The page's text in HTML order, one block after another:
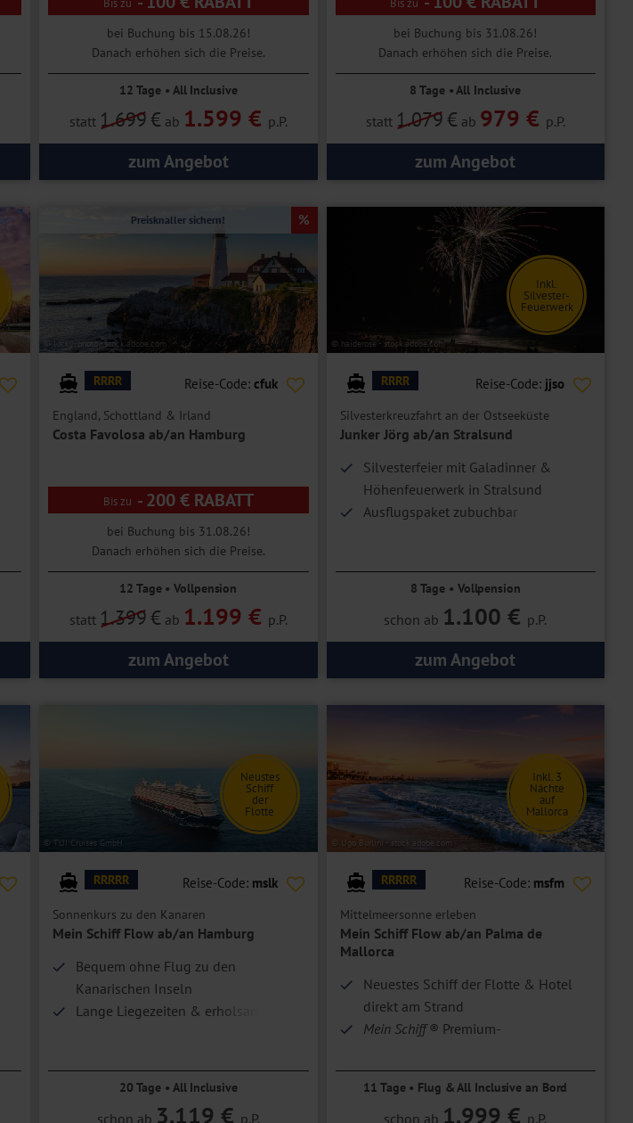
bei Buchung bis 15.08.26!
Danach erhöhen sich die Preise.
12 Tage • All Inclusive
statt 1.699€ ab 1.599 € p.P.
zum Angebot
bei Buchung bis 31.08.26!
Danach erhöhen sich die Preise.
8 Tage • All Inclusive
statt 1.079€ ab 979 € p.P.
zum Angebot
© lucky-photo - stock.adobe.com
Preisknaller sichern!
RRRR Reise-Code: cfuk
England, Schottland & Irland
Costa Favolosa ab/an Hamburg
- 200 € RABATT
bei Buchung bis 31.08.26!
Danach erhöhen sich die Preise.
12 Tage • Vollpension
statt 1.399€ ab 1.199 € p.P.
zum Angebot
© haiderose - stock.adobe.com
Inkl.
Silvester-
Feuerwerk
RRRR Reise-Code: jjso
Silvesterkreuzfahrt an der Ostseeküste
Junker Jörg ab/an Stralsund
Silvesterfeier mit Galadinner &
Höhenfeuerwerk in Stralsund
Ausflugspaket zubuchbar
8 Tage • Vollpension
schon ab 1.100 € p.P.
zum Angebot
© TUI Cruises GmbH
Neustes
Schiff
der
Flotte
RRRRR Reise-Code: mslk
Sonnenkurs zu den Kanaren
Mein Schiff Flow ab/an Hamburg
Bequem ohne Flug zu den
Kanarischen Inseln
Lange Liegezeiten & erholsame
20 Tage • All Inclusive
schon ab 3.119 € p.P.
© Ugo Burlini - stock.adobe.com
Inkl. 3
Nächte
auf
Mallorca
RRRRR Reise-Code: msfm
Mittelmeersonne erleben
Mein Schiff Flow ab/an Palma de
Mallorca
Neuestes Schiff der Flotte & Hotel
direkt am Strand
Mein Schiff® Premium-
Halbpension im Hotel
11 Tage • Flug & All Inclusive an Bord
schon ab 1.999 € p.P.